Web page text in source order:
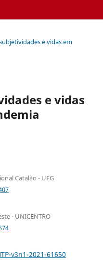
e vidas em
e vidas
Catalão - UFG
- UNICENTRO
v3n1-2021-61650